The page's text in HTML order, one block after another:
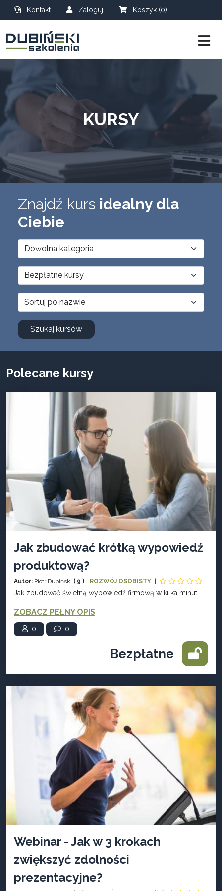
Kontakt Zaloguj Koszyk (0)
KURSY
Znajdź kurs idealny dla
Ciebie
Szukaj kursów
Polecane kursy
Jak zbudować krótką wypowiedź
produktową?
Autor: Piotr Dubiński ( 9 ) ROZWÓJ OSOBISTY |
Jak zbudować świetną wypowiedź firmową w kilka minut!
ZOBACZ PEŁNY OPIS
0 0
Bezpłatne
Webinar - Jak w 3 krokach
zwiększyć zdolności
prezentacyjne?